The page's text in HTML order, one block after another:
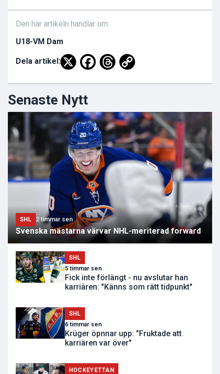
Den här artikeln handlar om:
U18-VM Dam
Dela artikel:
Senaste Nytt
SHL 2 timmar sen
Svenska mästarna värvar NHL-meriterad forward
SHL
5 timmar sen
Fick inte förlängt - nu avslutar han
karriären: "Känns som rätt tidpunkt"
SHL
6 timmar sen
Krüger öpnnar upp: "Fruktade att
karriären var över"
HOCKEYETTAN